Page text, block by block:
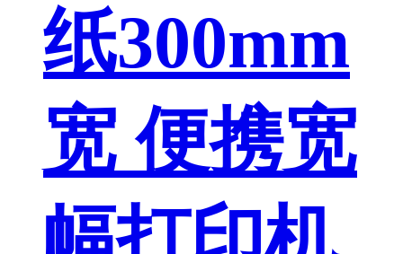
纸300mm
宽 便携宽